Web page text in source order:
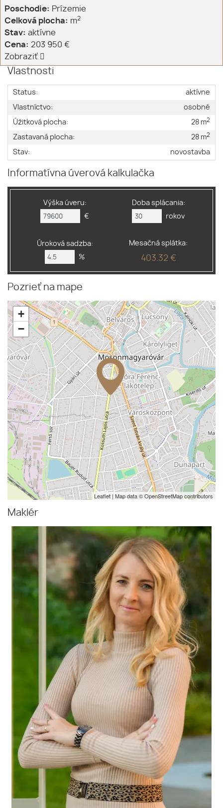
Poschodie: Prízemie
Celková plocha: m2
Stav: aktívne
Cena: 203 950 €
Zobraziť
Vlastnosti
Status:
aktívne
Vlastníctvo:
osobné
Úžitková plocha:
28 m2
Zastavaná plocha: 28 m2
Stav: novostavba
Informatívna úverová kalkulačka
Výška úveru:
€
Doba splácania:
rokov
Úroková sadzba:
%
Mesačná splátka:
403.32 €
Pozrieť na mape
+
−
Leaflet | Map data ©OpenStreetMapcontributors
Maklér